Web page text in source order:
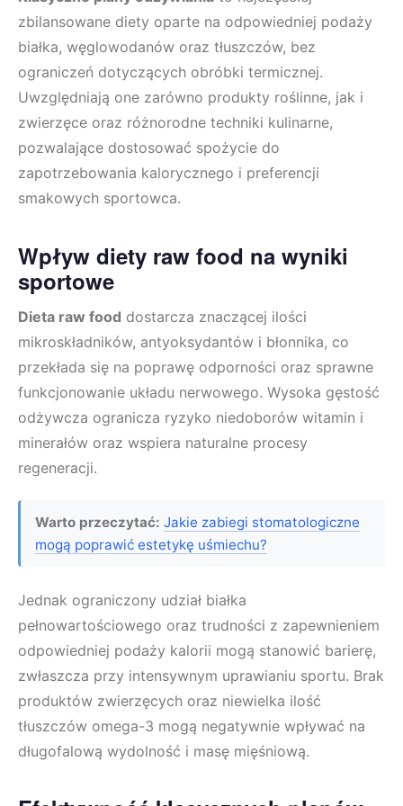
zbilansowane diety oparte na odpowiedniej podaży
białka, węglowodanów oraz tłuszczów, bez
ograniczeń dotyczących obróbki termicznej.
Uwzględniają one zarówno produkty roślinne, jak i
zwierzęce oraz różnorodne techniki kulinarne,
pozwalające dostosować spożycie do
zapotrzebowania kalorycznego i preferencji
smakowych sportowca.
Wpływ diety raw food na wyniki
sportowe
Dieta raw food dostarcza znaczącej ilości
mikroskładników, antyoksydantów i błonnika, co
przekłada się na poprawę odporności oraz sprawne
funkcjonowanie układu nerwowego. Wysoka gęstość
odżywcza ogranicza ryzyko niedoborów witamin i
minerałów oraz wspiera naturalne procesy
regeneracji.
Warto przeczytać: Jakie zabiegi stomatologiczne
mogą poprawić estetykę uśmiechu?
Jednak ograniczony udział białka
pełnowartościowego oraz trudności z zapewnieniem
odpowiedniej podaży kalorii mogą stanowić barierę,
zwłaszcza przy intensywnym uprawianiu sportu. Brak
produktów zwierzęcych oraz niewielka ilość
tłuszczów omega-3 mogą negatywnie wpływać na
długofalową wydolność i masę mięśniową.